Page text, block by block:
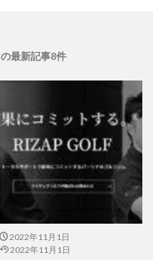
の最新記事8件
2022年11月1日
2022年11月1日